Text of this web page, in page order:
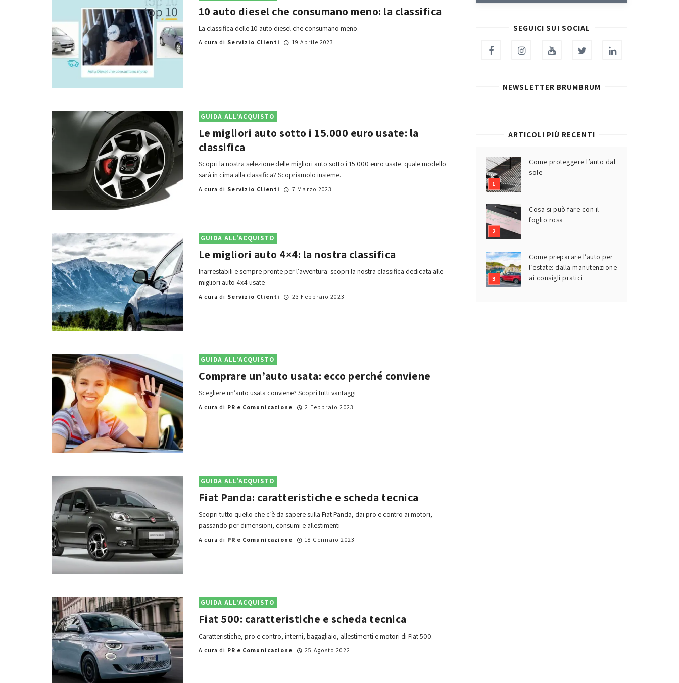
10 auto diesel che consumano meno: la classifica
La classifica delle 10 auto diesel che consumano meno.
A cura di Servizio Clienti 19 Aprile 2023
GUIDA ALL'ACQUISTO
Le migliori auto sotto i 15.000 euro usate: la
classifica
Scopri la nostra selezione delle migliori auto sotto i 15.000 euro usate: quale modello
sarà in cima alla classifica? Scopriamolo insieme.
A cura di Servizio Clienti 7 Marzo 2023
GUIDA ALL'ACQUISTO
Le migliori auto 4×4: la nostra classifica
Inarrestabili e sempre pronte per l'avventura: scopri la nostra classifica dedicata alle
migliori auto 4x4 usate
A cura di Servizio Clienti 23 Febbraio 2023
GUIDA ALL'ACQUISTO
Comprare un’auto usata: ecco perché conviene
Scegliere un’auto usata conviene? Scopri tutti vantaggi
A cura di PR e Comunicazione 2 Febbraio 2023
GUIDA ALL'ACQUISTO
Fiat Panda: caratteristiche e scheda tecnica
Scopri tutto quello che c’è da sapere sulla Fiat Panda, dai pro e contro ai motori,
passando per dimensioni, consumi e allestimenti
A cura di PR e Comunicazione 18 Gennaio 2023
GUIDA ALL'ACQUISTO
Fiat 500: caratteristiche e scheda tecnica
Caratteristiche, pro e contro, interni, bagagliaio, allestimenti e motori di Fiat 500.
A cura di PR e Comunicazione 25 Agosto 2022
SEGUICI SUI SOCIAL
NEWSLETTER BRUMBRUM
ARTICOLI PIÙ RECENTI
Come proteggere l’auto dal
sole
Cosa si può fare con il
foglio rosa
Come preparare l’auto per
l’estate: dalla manutenzione
ai consigli pratici